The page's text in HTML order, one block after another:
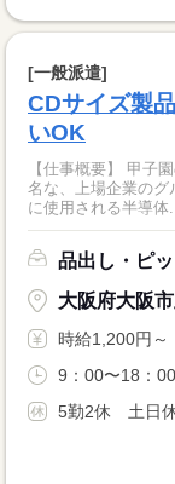
[一般派遣]
CDサイズ製
いOK
【仕事概要】 甲子
名な、上場企業の
に使用される半導体...
品出し・ピ
大阪府大阪
時給1,200円～
9：00〜18：
5勤2休 土日休